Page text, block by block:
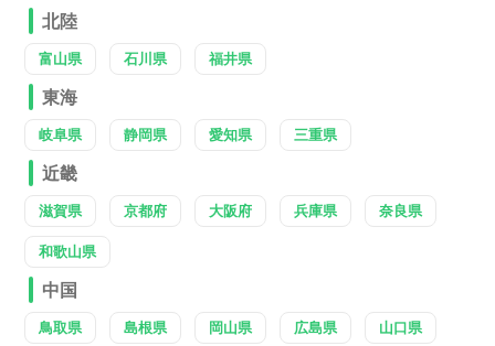
北陸
富山県 石川県 福井県
東海
岐阜県 静岡県 愛知県 三重県
近畿
滋賀県 京都府 大阪府 兵庫県 奈良県
和歌山県
中国
鳥取県 島根県 岡山県 広島県 山口県